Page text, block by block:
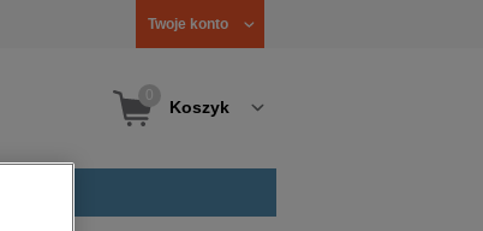
Twoje konto
Koszyk